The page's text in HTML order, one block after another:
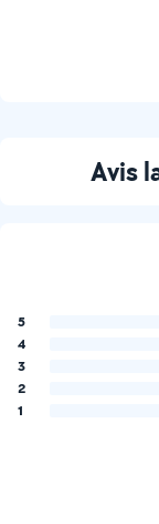
Avis
5
4
3
2
1